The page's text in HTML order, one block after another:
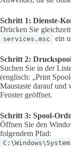
Schritt 1: Dienste-
Drücken Sie
services.msc ein
Schritt 2:
Suchen Sie in der
(englisch: „Print
Maustaste darauf und
Fenster geöffnet.
Schritt 3: Spool-
Öffnen Sie den
folgendem Pfad: